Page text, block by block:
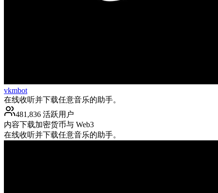
vkmbot
在线收听并下载任意音乐的助手。
481,836 活跃用户
内容下载加密货币与 Web3
在线收听并下载任意音乐的助手。